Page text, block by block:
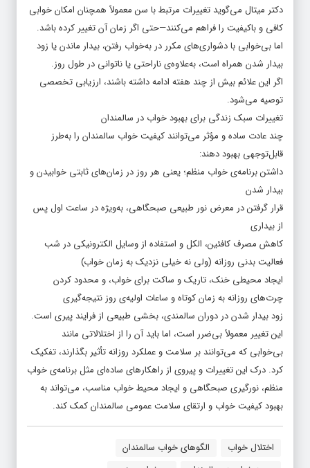
دکتر میتال می‌گوید تغییرات مرتبط با سن معمولاً همچنان امکان خوابی
کافی و باکیفیت را فراهم می‌کنند—حتی اگر زمان آن تغییر کرده باشد.
اما بی‌خوابی با دشواری‌های مکرر در به‌خواب رفتن، بیدار ماندن یا زود
بیدار شدن همراه است، به‌علاوه‌ی ناراحتی یا ناتوانی در طول روز.
اگر این علائم بیش از چند هفته ادامه داشته باشند، ارزیابی تخصصی
توصیه می‌شود.
تغییرات سبک زندگی برای بهبود خواب در سالمندان
چند عادت ساده و مؤثر می‌توانند کیفیت خواب سالمندان را به‌طرز
قابل‌توجهی بهبود دهند:
داشتن برنامه‌ی خواب منظم؛ یعنی هر روز در زمان‌های ثابتی خوابیدن و
بیدار شدن
قرار گرفتن در معرض نور طبیعی صبحگاهی، به‌ویژه در ساعت اول پس
از بیداری
کاهش مصرف کافئین، الکل و استفاده از وسایل الکترونیکی در شب
فعالیت بدنی روزانه (ولی نه خیلی نزدیک به زمان خواب)
ایجاد محیطی خنک، تاریک و ساکت برای خواب، و محدود کردن
چرت‌های روزانه به زمان کوتاه و ساعات اولیه‌ی روز نتیجه‌گیری
زود بیدار شدن در دوران سالمندی، بخشی طبیعی از فرایند پیری است.
این تغییر معمولاً بی‌ضرر است، اما باید آن را از اختلالاتی مانند
بی‌خوابی که می‌توانند بر سلامت و عملکرد روزانه تأثیر بگذارند، تفکیک
کرد. درک این تغییرات و پیروی از راهکارهای ساده‌ای مثل برنامه‌ی خواب
منظم، نورگیری صبحگاهی و ایجاد محیط خواب مناسب، می‌تواند به
بهبود کیفیت خواب و ارتقای سلامت عمومی سالمندان کمک کند.
اختلال خواب
الگوهای خواب سالمندان